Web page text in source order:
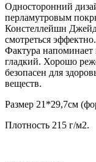
Односторонний
перламутровым
Констеллейшн
смотреться
Фактура
гладкий. Хорошо
безопасен для
веществ.
Размер 21*29,7см
Плотность 215 г/м2.